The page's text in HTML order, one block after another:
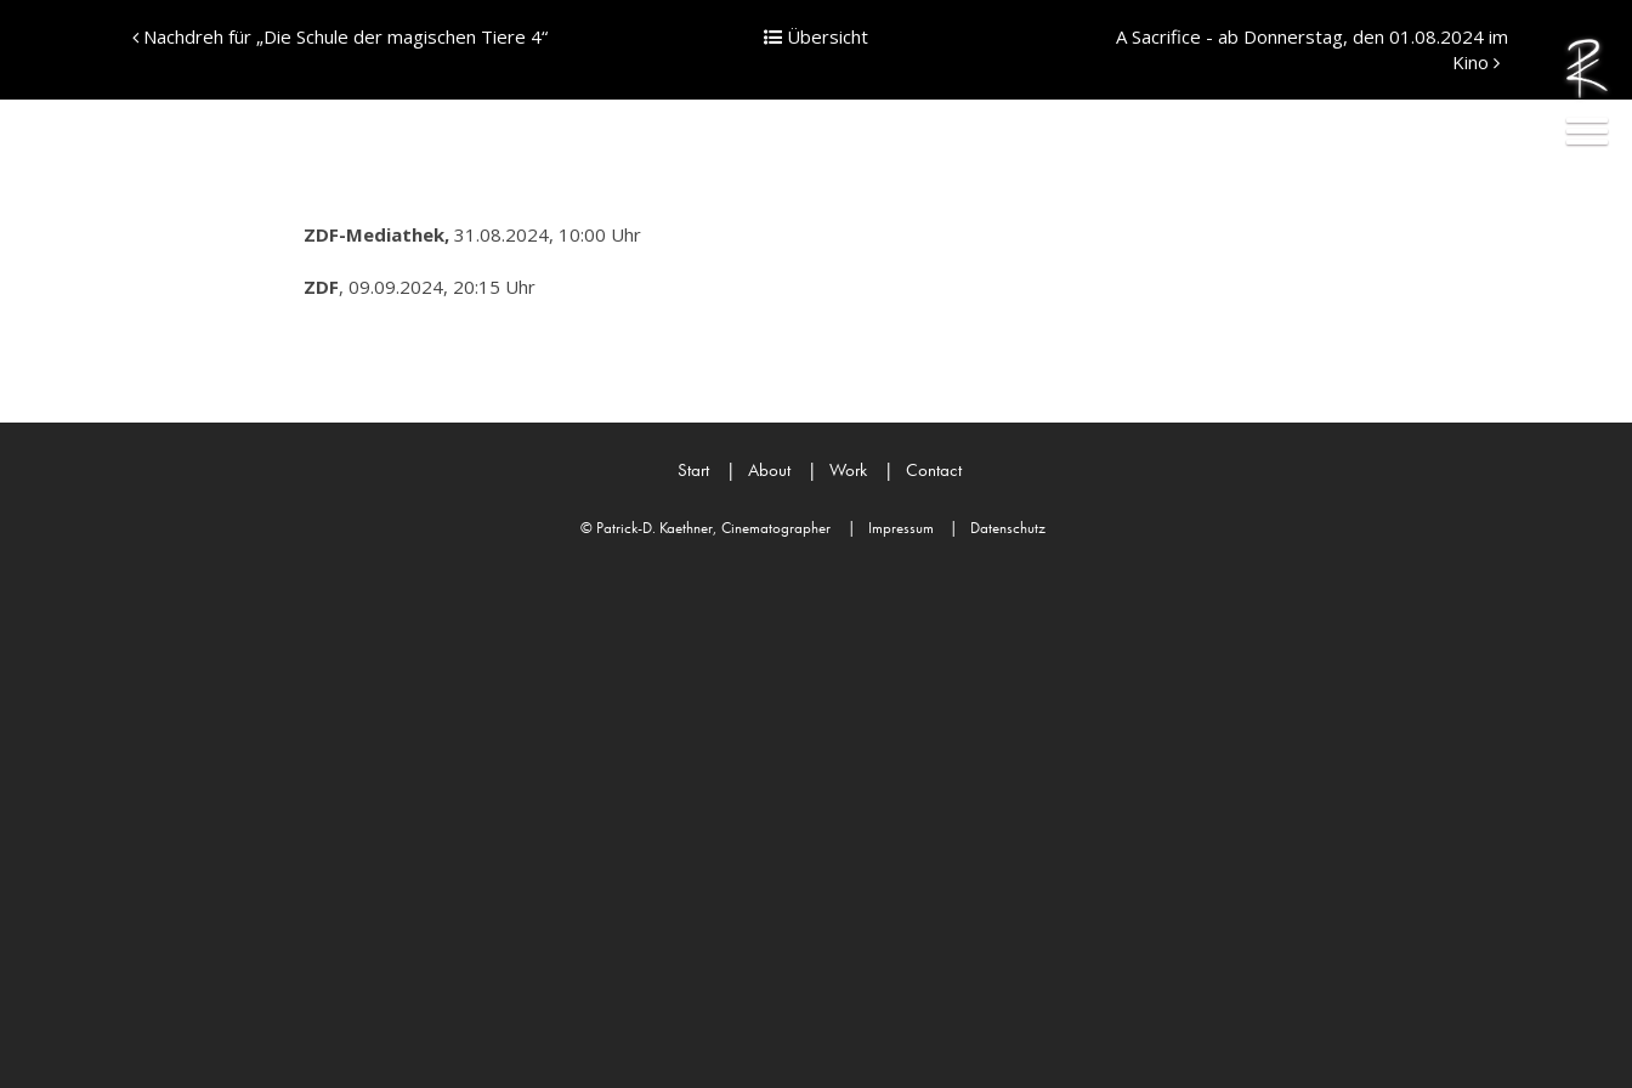
Nachdreh für „Die Schule der magischen Tiere 4“ Übersicht
A Sacrifice - ab Donnerstag, den 01.08.2024 im
Kino
ZDF-Mediathek, 31.08.2024, 10:00 Uhr
ZDF, 09.09.2024, 20:15 Uhr
Start | About | Work | Contact
© Patrick-D. Kaethner, Cinematographer | Impressum | Datenschutz